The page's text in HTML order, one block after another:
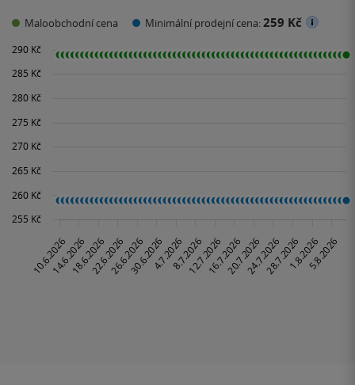
Maloobchodní cena Minimální prodejní cena:259 Kč